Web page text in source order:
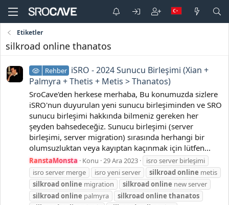
Etiketler
silkroad online thanatos
Rehber iSRO - 2024 Sunucu Birleşimi (Xian +
Palmyra + Thetis + Metis > Thanatos)
SroCave'den herkese merhaba, Bu konumuzda sizlere
iSRO'nun duyurulan yeni sunucu birleşiminden ve SRO
sunucu birleşimi hakkında bilmeniz gereken her
şeyden bahsedeceğiz. Sunucu birleşimi (server
birleşimi, server migration) sırasında herhangi bir
olumsuzluktan veya kayıptan kaçınmak için lütfen...
RanstaMonsta Konu 29 Ara 2023
isro server birleşimi
isro server merge
isro yeni server silkroadonline metis
silkroadonline migration silkroadonline new server
silkroadonline palmyra silkroadonline thanatos